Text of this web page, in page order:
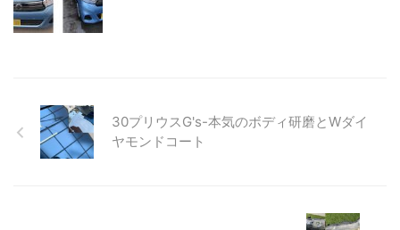
30プリウスG's-本気のボディ研磨とWダイ
ヤモンドコート